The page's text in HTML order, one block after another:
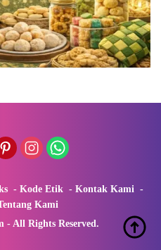
Kode Etik
Kontak Kami
Kami
- All Rights Reserved.